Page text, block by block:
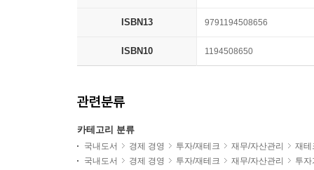
ISBN13 9791194508656
ISBN10 1194508650
관련분류
카테고리 분류
국내도서 경제 경영 투자/재테크 재무/자산관리
재테
국내도서
경제 경영 투자/재테크 재무/자산관리 투